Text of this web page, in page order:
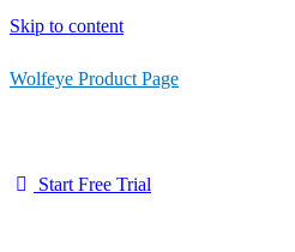
Skip to content
Wolfeye Product Page
Start Free Trial